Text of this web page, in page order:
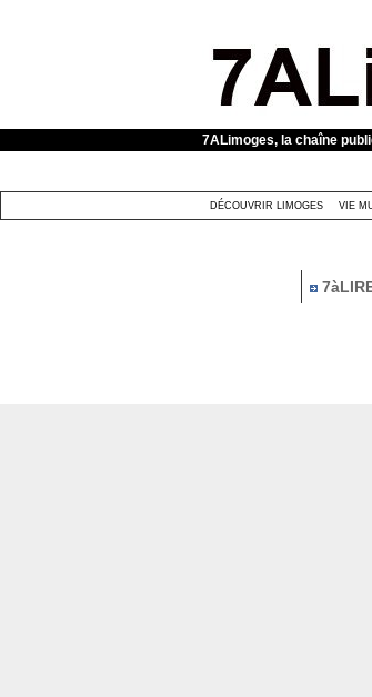
7ALimoges, la chaîne
DÉCOUVRIR LIMOGES VIE